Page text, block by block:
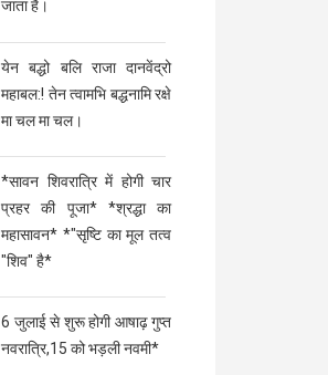
जाता है।
येन बद्धो बलि राजा दानवेंद्रो
महाबल:! तेन त्वामभि बद्धनामि रक्षे
मा चल मा चल।
*सावन शिवरात्रि में होगी चार
प्रहर की पूजा* *श्रद्धा का
महासावन* *"सृष्टि का मूल तत्व
"शिव" है*
6 जुलाई से शुरू होगी आषाढ़ गुप्त
नवरात्रि,15 को भड़ली नवमी*